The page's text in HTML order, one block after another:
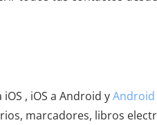
, iOS a Android yAndroid
marcadores, libros